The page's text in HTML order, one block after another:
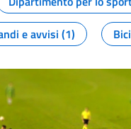
e avvisi (1)